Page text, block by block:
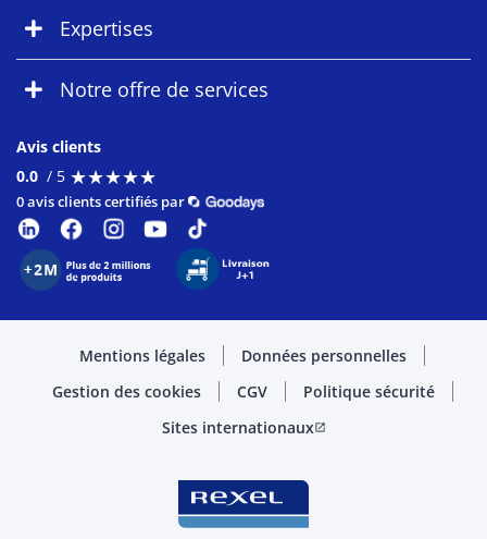
Expertises
Notre offre de services
Avis clients
0.0 / 5 ★★★★★
★★★★★
0 avis clients certifiés par
Mentions légales
Données personnelles
Gestion des cookies
CGV
Politique sécurité
Sites internationauxopen_in_new